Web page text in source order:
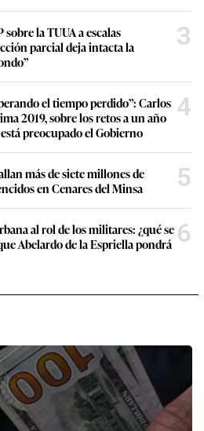
la TUUA a escalas
parcial deja intacta la
3
el tiempo perdido”: Carlos
2019, sobre los retos a un año
preocupado el Gobierno
4
más de siete millones de
en Cenares del Minsa
5
al rol de los militares: ¿qué se
Abelardo de la Espriella pondrá 6